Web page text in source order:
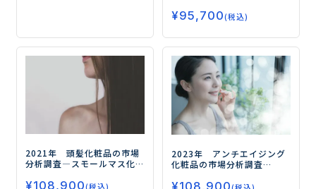
後の需要開拓の鍵を握る―
¥95,700(税込)
2021年 頭髪化粧品の市場
分析調査―スモールマス化
値戦略が鍵に―
¥108,900(税込)
2023年 アンチエイジング
化粧品の市場分析調査
様化、今後は「アンチエイ